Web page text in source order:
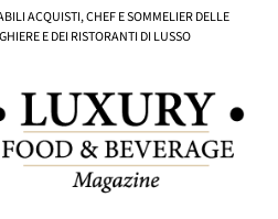
ACQUISTI, CHEF E SOMMELIER DELLE
E DEI RISTORANTI DI LUSSO